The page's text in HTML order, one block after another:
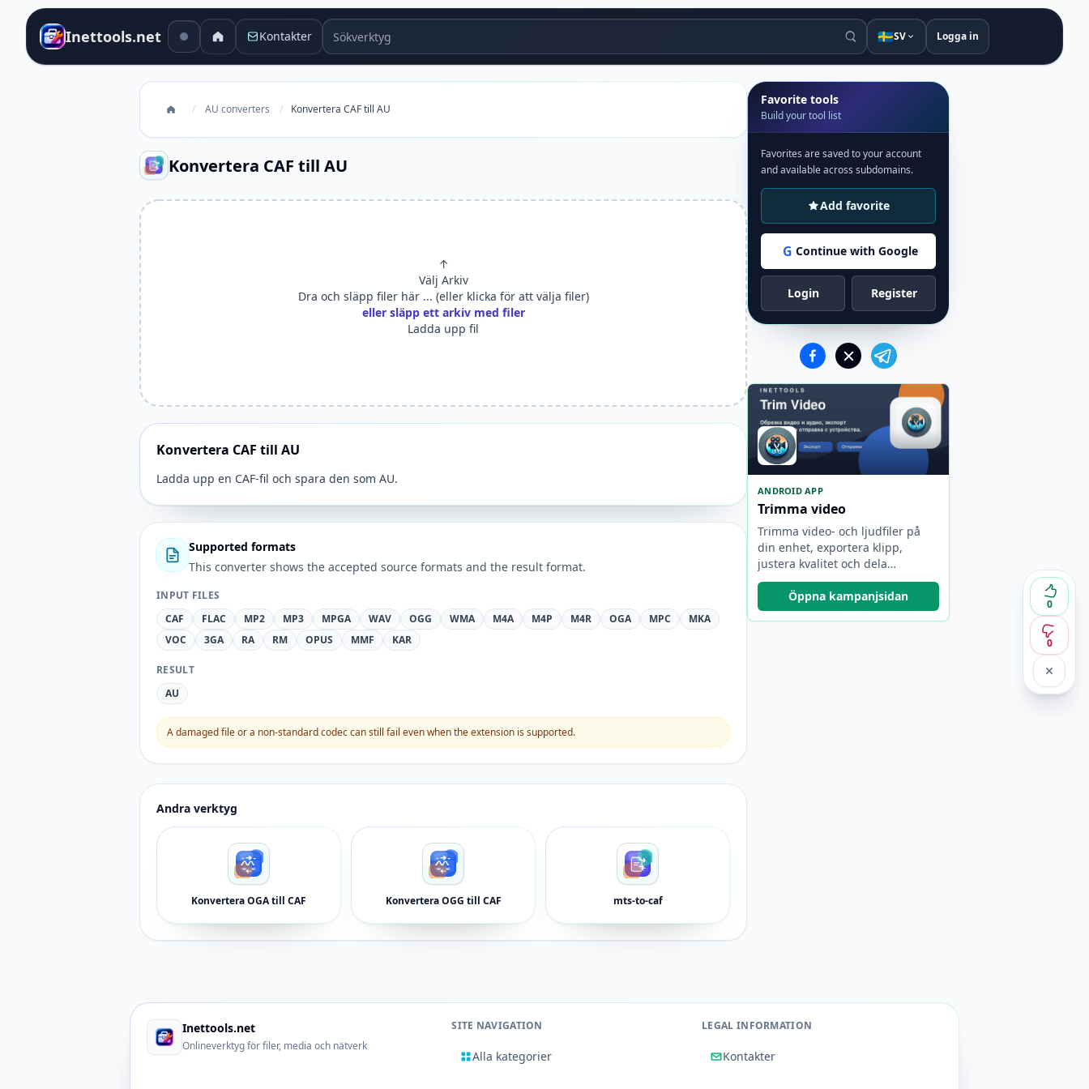
Inettools.net Kontakter Sökverktyg 🇸🇪SV Logga in
/ AU converters / Konvertera CAF till AU
Konvertera CAF till AU
0
0
↑
Välj Arkiv
Dra och släpp filer här ... (eller klicka för att välja filer)
eller släpp ett arkiv med filer
Ladda upp fil
Konvertera CAF till AU
Ladda upp en CAF-fil och spara den som AU.
Supported formats
This converter shows the accepted source formats and the result format.
INPUT FILES
CAF
FLAC MP2 MP3 MPGA WAV OGG WMA M4A M4P M4R OGA MPC
MKA
VOC
3GA RA RM OPUS MMF KAR
RESULT
AU
A damaged file or a non-standard codec can still fail even when the extension is supported.
Andra verktyg
Konvertera OGA till CAF Konvertera OGG till CAF mts-to-caf
Favorite tools
Build your tool list
Favorites are saved to your account
and available across subdomains.
Add favorite
G Continue with Google
Login Register
ANDROID APP
Trimma video
Trimma video- och ljudfiler på
din enhet, exportera klipp,
justera kvalitet och dela
resultatet.
Öppna kampanjsidan
Inettools.net
Onlineverktyg för filer, media och nätverk
SITE NAVIGATION
Alla kategorier
LEGAL INFORMATION
Kontakter